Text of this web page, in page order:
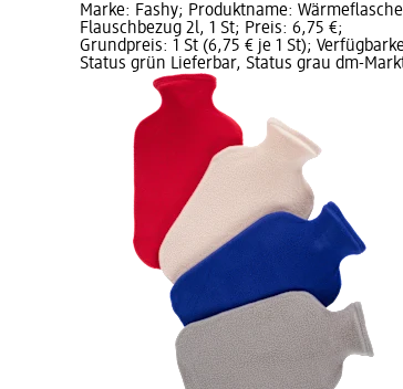
Marke: Fashy; Produktname:
Flauschbezug 2l, 1 St; Preis: 6,75 €;
Grundpreis: 1 St (6,75 € je 1 St);
Status grün Lieferbar, Status grau dm-